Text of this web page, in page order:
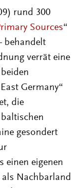
rund 300
Sources“
behandelt
verrät eine
Germany“
die
gesondert
einen eigenen
Nachbarland